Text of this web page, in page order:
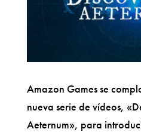
Amazon Games se
nueva serie de vídeos,
Aeternum», para